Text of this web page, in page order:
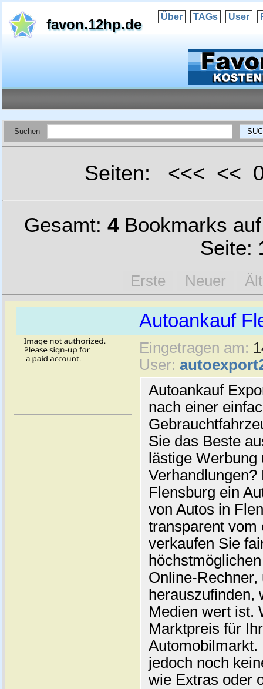
favon.12hp.de Über TAGs User
Suchen
Seiten: <<< <<
Gesamt: 4Bookmarks
Seite:
Erste Neuer
Autoankauf
Eingetragen am:
User:
Autoankauf
nach einer
Sie das Beste
lästige
Flensburg ein
von Autos in
transparent vom
verkaufen Sie
Online-
herauszufinden,
Medien wert ist.
Marktpreis für
jedoch noch
wie Extras oder